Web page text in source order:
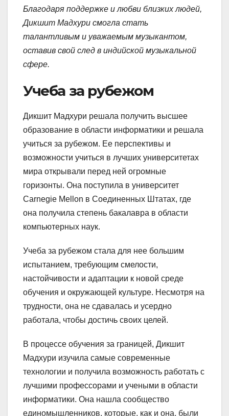
Благодаря поддержке и любви близких людей,
Дикшит Мадхури смогла стать
талантливым и уважаемым музыкантом,
оставив свой след в индийской музыкальной
сфере.
Учеба за рубежом
Дикшит Мадхури решала получить высшее
образование в области информатики и решала
учиться за рубежом. Ее перспективы и
возможности учиться в лучших университетах
мира открывали перед ней огромные
горизонты. Она поступила в университет
Carnegie Mellon в Соединенных Штатах, где
она получила степень бакалавра в области
компьютерных наук.
Учеба за рубежом стала для нее большим
испытанием, требующим смелости,
настойчивости и адаптации к новой среде
обучения и окружающей культуре. Несмотря на
трудности, она не сдавалась и усердно
работала, чтобы достичь своих целей.
В процессе обучения за границей, Дикшит
Мадхури изучила самые современные
технологии и получила возможность работать с
лучшими профессорами и учеными в области
информатики. Она нашла сообщество
единомышленников, которые, как и она, были